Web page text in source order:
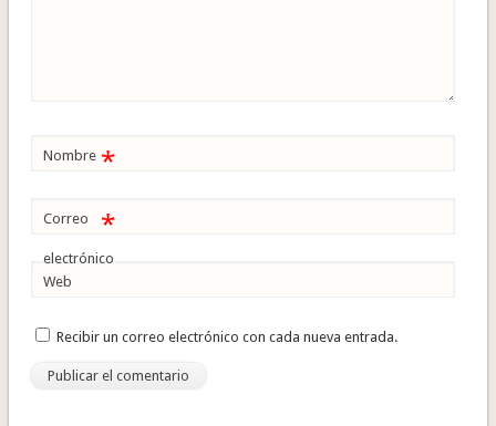
Nombre *
Correo
electrónico
*
Web
Recibir un correo electrónico con cada nueva entrada.